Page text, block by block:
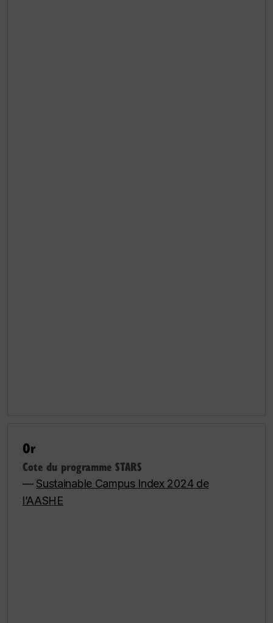
Or
Cote du programme STARS
— Sustainable Campus Index 2024 de
l’AASHE